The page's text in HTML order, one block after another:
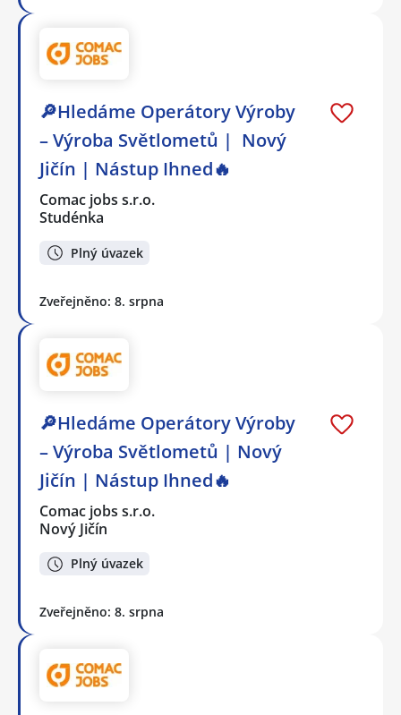
🔎Hledáme Operátory Výroby
– Výroba Světlometů | Nový
Jičín | Nástup Ihned🔥
Comac jobs s.r.o.
Studénka
Plný úvazek
Zveřejněno: 8. srpna
🔎Hledáme Operátory Výroby
– Výroba Světlometů | Nový
Jičín | Nástup Ihned🔥
Comac jobs s.r.o.
Nový Jičín
Plný úvazek
Zveřejněno: 8. srpna